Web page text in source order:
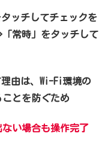
ッチしてチェックを
常時」をタッチして
理由は、Wi-Fi環境の
とを防ぐため
い場合も操作完了